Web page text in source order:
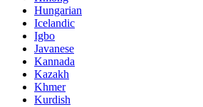
Hungarian
Icelandic
Igbo
Javanese
Kannada
Kazakh
Khmer
Kurdish